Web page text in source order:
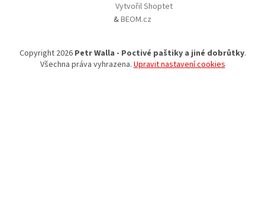
Vytvořil Shoptet
&BEOM.cz
Copyright 2026 Petr Walla - Poctivé paštiky a jiné dobrůtky.
Všechna práva vyhrazena. Upravit nastavení cookies